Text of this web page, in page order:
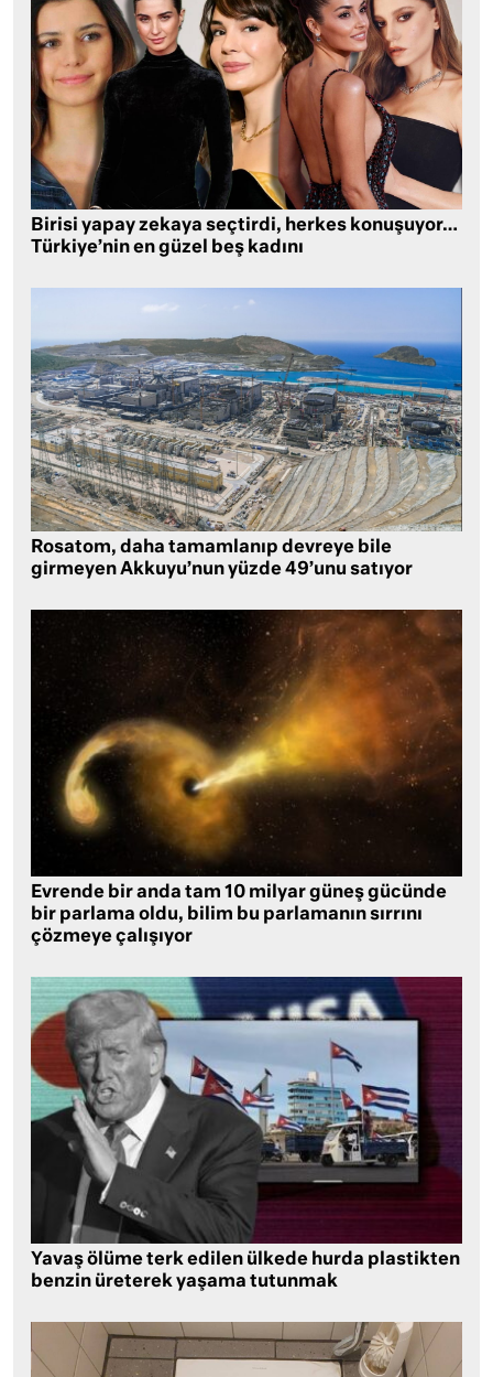
Birisi yapay zekaya seçtirdi, herkes konuşuyor…
Türkiye’nin en güzel beş kadını
Rosatom, daha tamamlanıp devreye bile
girmeyen Akkuyu’nun yüzde 49’unu satıyor
Evrende bir anda tam 10 milyar güneş gücünde
bir parlama oldu, bilim bu parlamanın sırrını
çözmeye çalışıyor
Yavaş ölüme terk edilen ülkede hurda plastikten
benzin üreterek yaşama tutunmak